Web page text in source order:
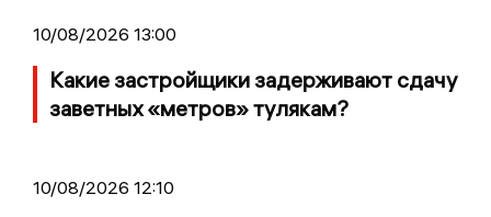
10/08/2026 13:00
Какие застройщики задерживают сдачу
заветных «метров» тулякам?
10/08/2026 12:10